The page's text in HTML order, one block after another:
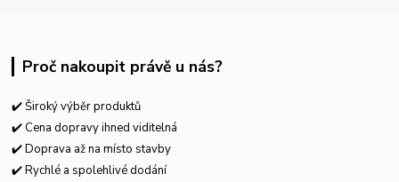
Proč nakoupit právě u nás?
✔️ Široký výběr produktů
✔️ Cena dopravy ihned viditelná
✔️ Doprava až na místo stavby
✔️ Rychlé a spolehlivé dodání